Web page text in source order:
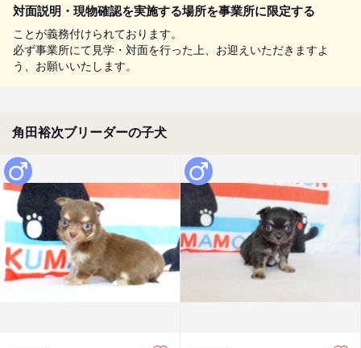
対面説明・現物確認を実施する場所を事業所に限定する
ことが義務付けられております。
必ず事業所にて見学・対面を行った上、お迎えいただきますよ
う、お願いいたします。
角田裕次ブリーダーの子犬